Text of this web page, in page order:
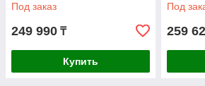
Под заказ
249 990 ₸
Купить
Под
259